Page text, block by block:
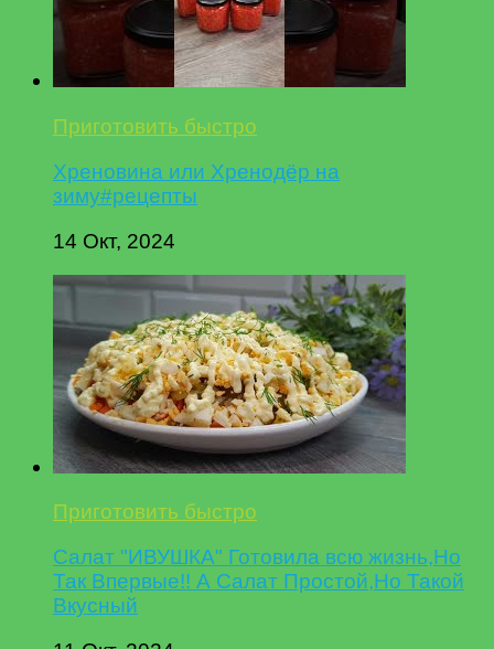
Приготовить быстро
Хреновина или Хренодёр на
зиму#рецепты
14 Окт, 2024
Приготовить быстро
Салат "ИВУШКА" Готовила всю жизнь,Но
Так Впервые!! А Салат Простой,Но Такой
Вкусный